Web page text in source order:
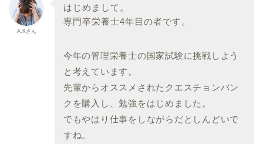
A.Kさん
はじめまして。
専門卒栄養士4年目の者です。
今年の管理栄養士の国家試験に挑戦しよう
と考えています。
先輩からオススメされたクエスチョンバン
クを購入し、勉強をはじめました。
でもやはり仕事をしながらだとしんどいで
すね。